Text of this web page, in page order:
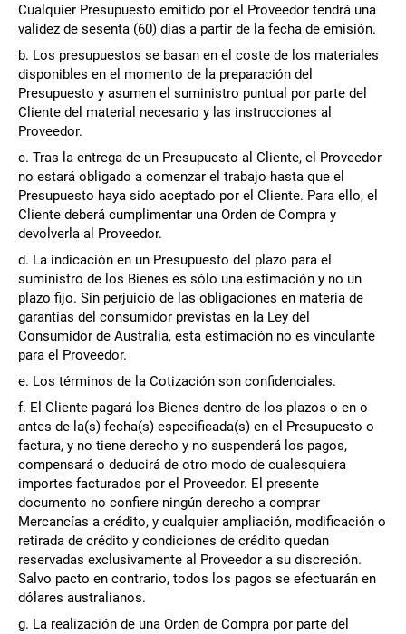
Cualquier Presupuesto emitido por el Proveedor tendrá una
validez de sesenta (60) días a partir de la fecha de emisión.
b. Los presupuestos se basan en el coste de los materiales
disponibles en el momento de la preparación del
Presupuesto y asumen el suministro puntual por parte del
Cliente del material necesario y las instrucciones al
Proveedor.
c. Tras la entrega de un Presupuesto al Cliente, el Proveedor
no estará obligado a comenzar el trabajo hasta que el
Presupuesto haya sido aceptado por el Cliente. Para ello, el
Cliente deberá cumplimentar una Orden de Compra y
devolverla al Proveedor.
d. La indicación en un Presupuesto del plazo para el
suministro de los Bienes es sólo una estimación y no un
plazo fijo. Sin perjuicio de las obligaciones en materia de
garantías del consumidor previstas en la Ley del
Consumidor de Australia, esta estimación no es vinculante
para el Proveedor.
e. Los términos de la Cotización son confidenciales.
f. El Cliente pagará los Bienes dentro de los plazos o en o
antes de la(s) fecha(s) especificada(s) en el Presupuesto o
factura, y no tiene derecho y no suspenderá los pagos,
compensará o deducirá de otro modo de cualesquiera
importes facturados por el Proveedor. El presente
documento no confiere ningún derecho a comprar
Mercancías a crédito, y cualquier ampliación, modificación o
retirada de crédito y condiciones de crédito quedan
reservadas exclusivamente al Proveedor a su discreción.
Salvo pacto en contrario, todos los pagos se efectuarán en
dólares australianos.
g. La realización de una Orden de Compra por parte del